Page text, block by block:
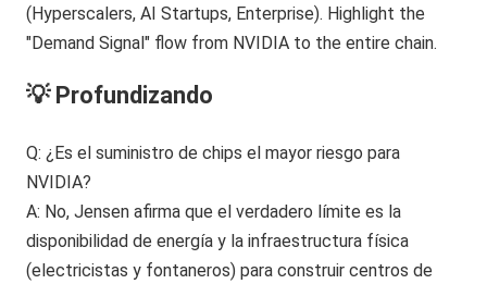
💡 Profundizando
Q: ¿Es el suministro de chips el mayor riesgo para
NVIDIA?
A: No, Jensen afirma que el verdadero límite es la
disponibilidad de energía y la infraestructura física
(electricistas y fontaneros) para construir centros de